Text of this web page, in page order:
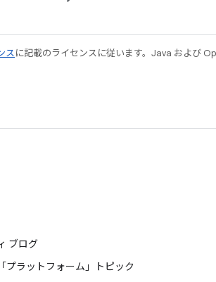
スに記載のライセンスに従います。Java および
ブログ
プラットフォーム」トピック